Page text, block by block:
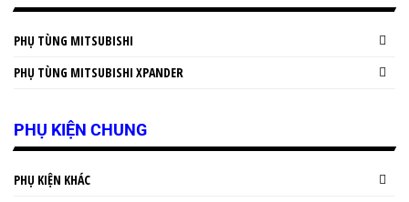
PHỤ TÙNG MITSUBISHI
PHỤ TÙNG MITSUBISHI XPANDER
PHỤ KIỆN CHUNG
PHỤ KIỆN KHÁC